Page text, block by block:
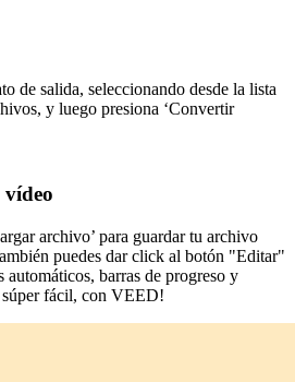
de salida, seleccionando desde la lista
y luego presiona ‘Convertir
vídeo
archivo’ para guardar tu archivo
puedes dar click al botón "Editar"
barras de progreso y
súper fácil, con VEED!